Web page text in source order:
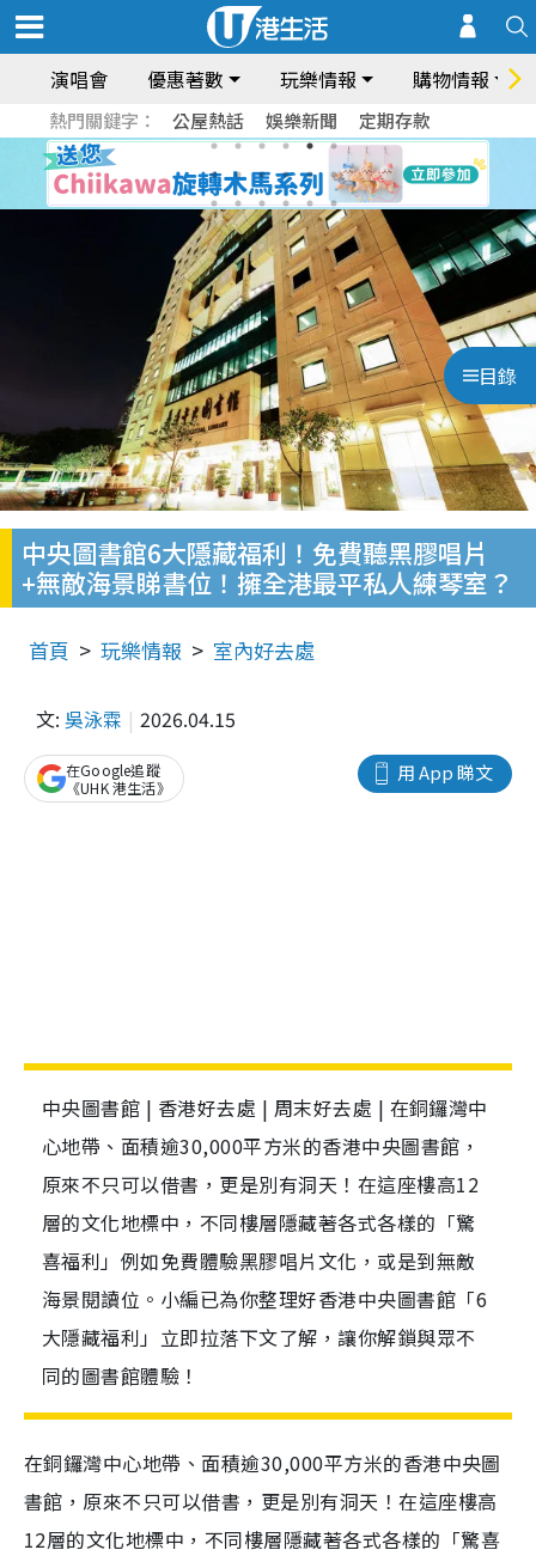
演唱會 優惠著數 玩樂情報 購物情報
熱門關鍵字： 公屋熱話 娛樂新聞 定期存款
目錄
中央圖書館6大隱藏福利！免費聽黑膠唱片
+無敵海景睇書位！擁全港最平私人練琴室？
首頁 玩樂情報 室內好去處
文: 吳泳霖 2026.04.15
用 App 睇文
在Google追蹤
《UHK 港生活》
中央圖書館 | 香港好去處 | 周末好去處 | 在銅鑼灣中
心地帶、面積逾30,000平方米的香港中央圖書館，
原來不只可以借書，更是別有洞天！在這座樓高12
層的文化地標中，不同樓層隱藏著各式各樣的「驚
喜福利」例如免費體驗黑膠唱片文化，或是到無敵
海景閱讀位。小編已為你整理好香港中央圖書館「6
大隱藏福利」立即拉落下文了解，讓你解鎖與眾不
同的圖書館體驗！
在銅鑼灣中心地帶、面積逾30,000平方米的香港中央圖
書館，原來不只可以借書，更是別有洞天！在這座樓高
12層的文化地標中，不同樓層隱藏著各式各樣的「驚喜